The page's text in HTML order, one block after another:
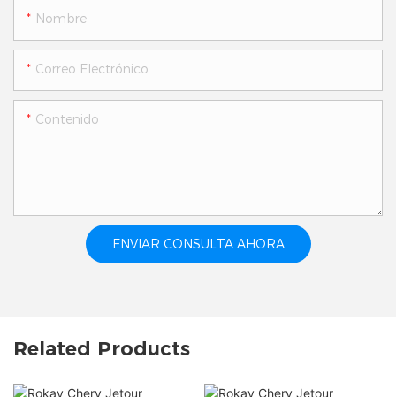
Nombre
Correo Electrónico
Contenido
ENVIAR CONSULTA AHORA
Related Products